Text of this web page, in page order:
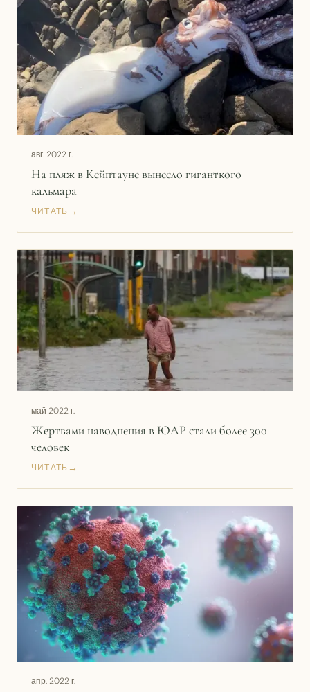
авг. 2022 г.
На пляж в Кейптауне вынесло гиганткого
кальмара
ЧИТАТЬ →
май 2022 г.
Жертвами наводнения в ЮАР стали более 300
человек
ЧИТАТЬ →
апр. 2022 г.